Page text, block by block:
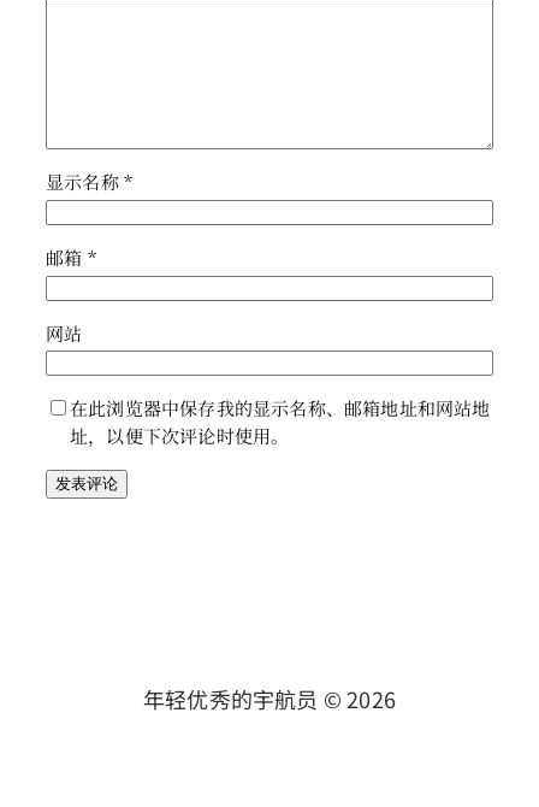
显示名称*
邮箱 *
网站
在此浏览器中保存我的显示名称、邮箱地址和网站地
址，以便下次评论时使用。
年轻优秀的宇航员 © 2026